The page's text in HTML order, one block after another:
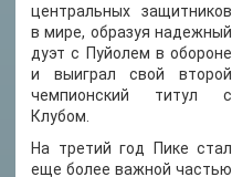
центральных защитников
в мире, образуя надежный
дуэт с Пуйолем в обороне
и выиграл свой второй
чемпионский титул с
Клубом.
На третий год Пике стал
еще более важной частью